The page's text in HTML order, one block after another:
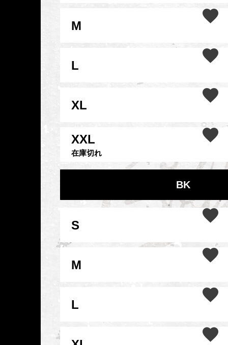
M
L
XL
XXL
在庫切れ
BK
S
M
L